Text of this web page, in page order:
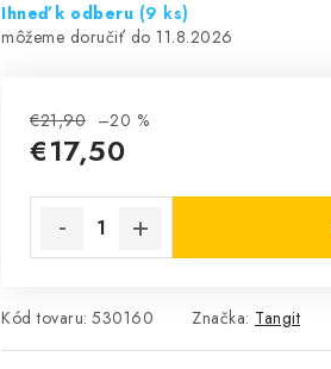
Ihneď k odberu (9 ks)
11.8.2026
€21,90 –20 %
€17,50
Kód tovaru: 530160 Značka: Tangit